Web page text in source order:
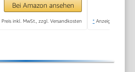
Bei Amazon ansehen
Preis inkl. MwSt., zzgl. Versandkosten * Anzeige